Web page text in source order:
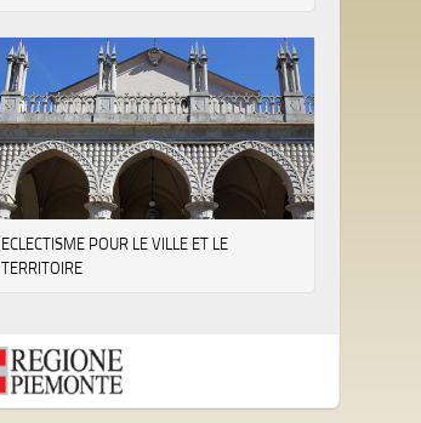
ECLECTISME POUR LE VILLE ET LE
TERRITOIRE